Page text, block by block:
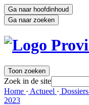
Ga naar hoofdinhoud
Ga naar zoeken
Toon zoeken
Zoek in de site
Home · Actueel · Dossiers
2023